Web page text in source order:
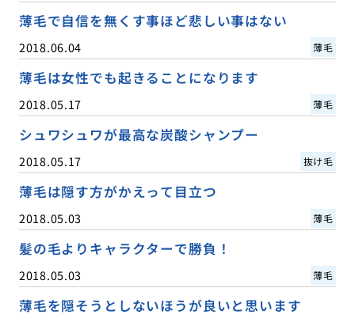
薄毛で自信を無くす事ほど悲しい事はない
2018.06.04 薄毛
薄毛は女性でも起きることになります
2018.05.17 薄毛
シュワシュワが最高な炭酸シャンプー
2018.05.17 抜け毛
薄毛は隠す方がかえって目立つ
2018.05.03 薄毛
髪の毛よりキャラクターで勝負！
2018.05.03 薄毛
薄毛を隠そうとしないほうが良いと思います